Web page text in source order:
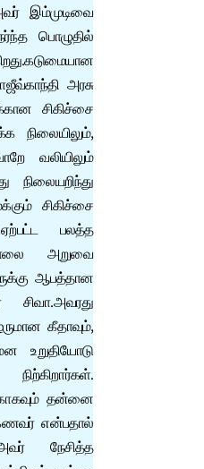
இம்முடிவை
பொழுதில்
அரசு
சிகிச்சை
நிலையிலும்,
வலியிலும்
நிலையறிந்து
சிகிச்சை
பலத்த
அறுவை
ஆபத்தான
சிவா.அவரது
கீதாவும்,
உறுதியோடு
தன்னை
என்பதால்
நேசித்த